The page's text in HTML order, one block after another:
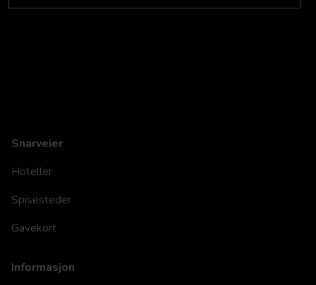
Snarveier
Hoteller
Spisesteder
Gavekort
Informasjon